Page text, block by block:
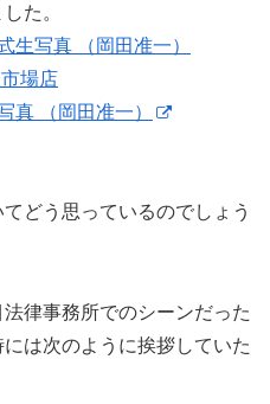
た。
真 （岡田准一）
どう思っているのでしょう
律事務所でのシーンだった
は次のように挨拶していた